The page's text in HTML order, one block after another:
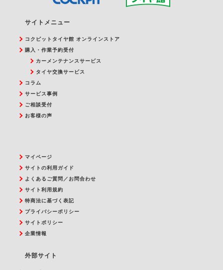
サイトメニュー
コクピットタイヤ館 オンラインストア
購入・作業予約受付
カーメンテナンスサービス
タイヤ交換サービス
コラム
サービス事例
ご相談受付
お客様の声
マイページ
サイトの利用ガイド
よくあるご質問／お問合わせ
サイト利用規約
特商法に基づく表記
プライバシーポリシー
サイトポリシー
企業情報
外部サイト